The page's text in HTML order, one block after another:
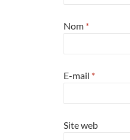
Nom *
E-mail *
Site web